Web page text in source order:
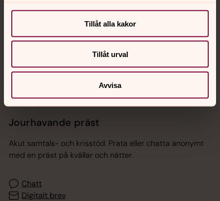
Tillåt alla kakor
Tillåt urval
Avvisa
Hitta snabbt
Sociala kanaler
Jourhavande präst
Akut samtals- och krisstöd. Prata eller chatta anonymt
med en präst på kvällar och nätter.
Chatt
Digitalt brev